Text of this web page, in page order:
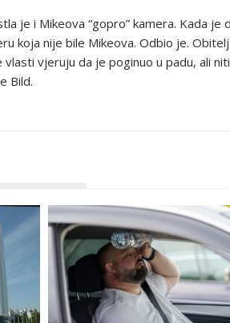
je i Mikeova “gopro” kamera. Kada
koja nije bile Mikeova. Odbio je.
vjeruju da je poginuo u padu, ali
Bild.